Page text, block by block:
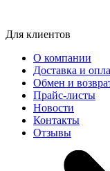
Для клиентов
О компании
Доставка и
Обмен и
Прайс-листы
Новости
Контакты
Отзывы